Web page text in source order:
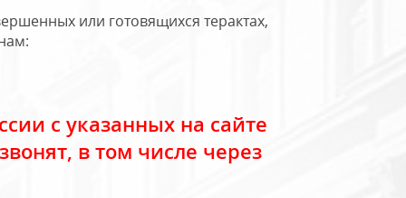
или готовящихся терактах,
с указанных на сайте
в том числе через